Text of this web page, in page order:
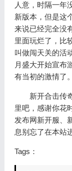
人意，时隔一年
新版本，但是这
来说已经完全没
里面玩烂了，比
叫做闯天关的活
月盛大开始宣布
有当初的激情了。
新开合击传
里吧，感谢你花
发布网新开服、
息别忘了在本站
Tags：